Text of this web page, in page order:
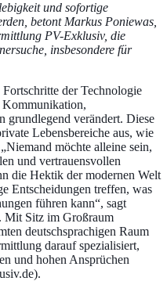
und sofortige
betont Markus Poniewas,
PV-Exklusiv, die
insbesondere für
der Technologie
Kommunikation,
grundlegend verändert. Diese
Lebensbereiche aus, wie
möchte alleine sein,
und vertrauensvollen
die Hektik der modernen Welt
Entscheidungen treffen, was
führen kann“, sagt
Mit Sitz im Großraum
deutschsprachigen Raum
darauf spezialisiert,
und hohen Ansprüchen